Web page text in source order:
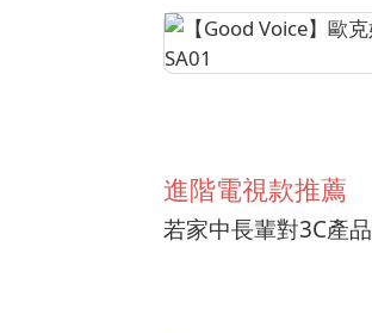
進階電視款推薦
若家中長輩對3C產